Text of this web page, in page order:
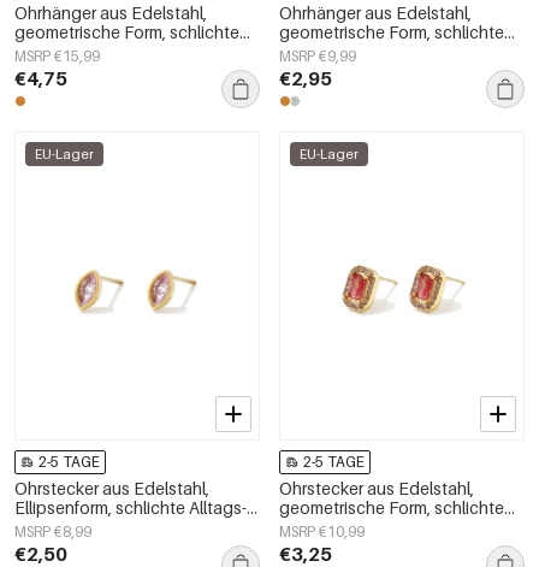
Ohrhänger aus Edelstahl,
geometrische Form, schlichte
Alltags-Serie, Damenschmuck
MSRP €15,99
€4,75
Ohrhänger aus Edelstahl,
geometrische Form, schlichte
Alltags-Serie, Damenschmuck
MSRP €9,99
€2,95
EU-Lager
2-5 TAGE
Ohrstecker aus Edelstahl,
Ellipsenform, schlichte Alltags-
Serie, Damenschmuck
MSRP €8,99
€2,50
EU-Lager
2-5 TAGE
Ohrstecker aus Edelstahl,
geometrische Form, schlichte
Alltags-Serie, Damenschmuck
MSRP €10,99
€3,25